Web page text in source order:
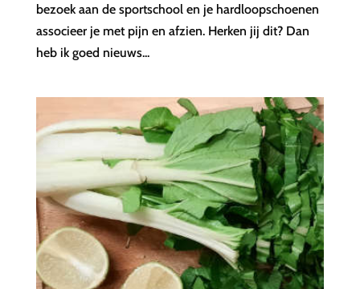
bezoek aan de sportschool en je hardloopschoenen
associeer je met pijn en afzien. Herken jij dit? Dan
heb ik goed nieuws...